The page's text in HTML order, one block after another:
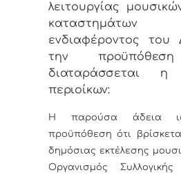
λειτουργίας
καταστημάτων
ενδιαφέροντος
την
διαταράσσεται
περιοίκων:
Η παρούσα άδεια
προϋπόθεση ότι
δημόσιας εκτέλεσης
Οργανισμός Συλλογικής